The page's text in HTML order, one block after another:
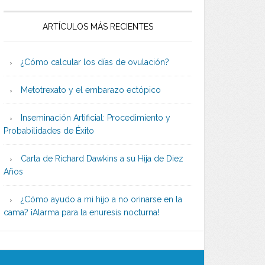
ARTÍCULOS MÁS RECIENTES
¿Cómo calcular los días de ovulación?
Metotrexato y el embarazo ectópico
Inseminación Artificial: Procedimiento y
Probabilidades de Éxito
Carta de Richard Dawkins a su Hija de Diez
Años
¿Cómo ayudo a mi hijo a no orinarse en la
cama? ¡Alarma para la enuresis nocturna!